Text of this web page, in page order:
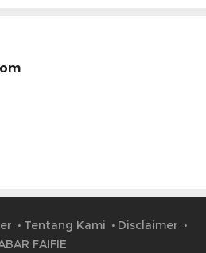
Tentang Kami
Disclaimer
FAIFIE